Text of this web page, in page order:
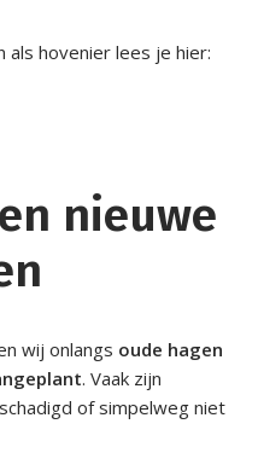
hovenier lees je hier:
nieuwe
wij onlangs oude hagen
. Vaak zijn
of simpelweg niet